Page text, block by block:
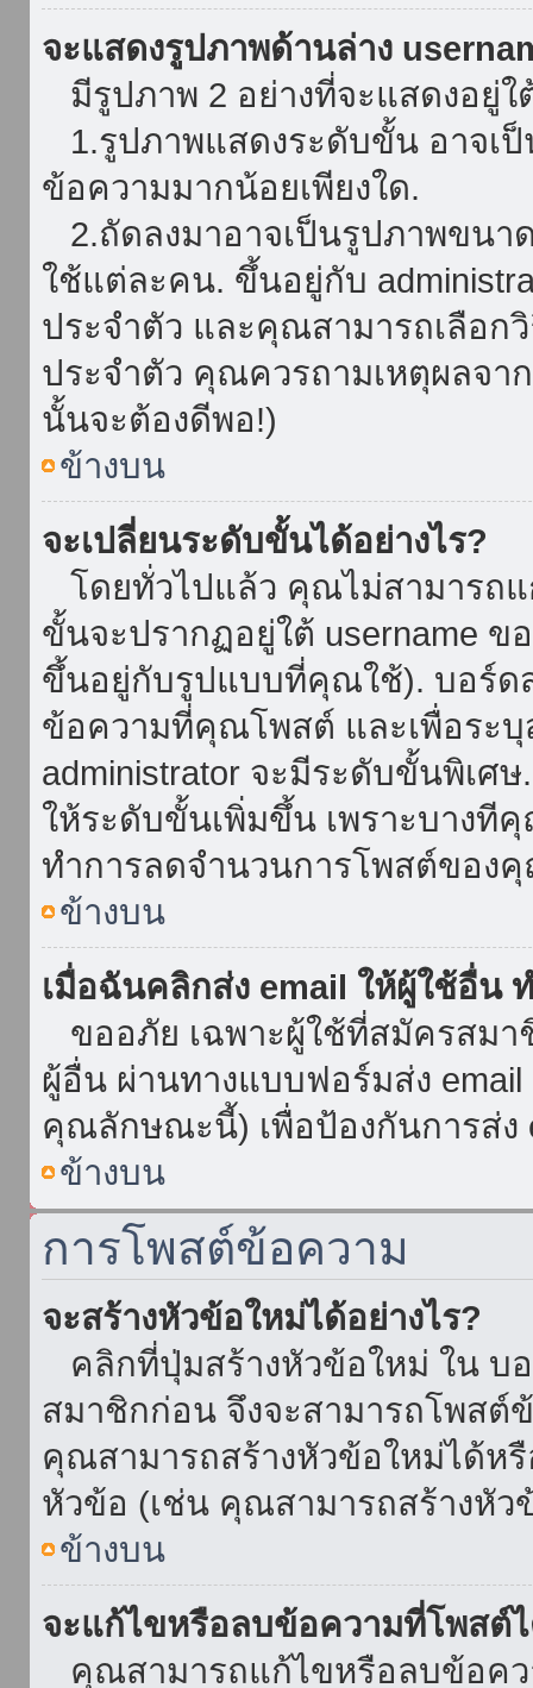
จะแสดงรูปภาพด้านล่าง
มีรูปภาพ 2 อย่างที่จะแสดงอยู่ใ
1.รูปภาพแสดงระดับขั้น อาจเ
ข้อความมากน้อยเพียงใด.
2.ถัดลงมาอาจเป็นรูปภาพขนา
ใช้แต่ละคน. ขึ้นอยู่กับ
ประจำตัว และคุณสามารถเลือก
ประจำตัว คุณควรถามเหตุผลจา
นั้นจะต้องดีพอ!)
ข้างบน
จะเปลี่ยนระดับขั้นได้อย่างไร?
โดยทั่วไปแล้ว คุณไม่สามารถ
ขั้นจะปรากฏอยู่ใต้ username
ขึ้นอยู่กับรูปแบบที่คุณใช้). บอร์ด
ข้อความที่คุณโพสต์ และเพื่อระบุ
administrator จะมีระดับขั้นพิเศ
ให้ระดับขั้นเพิ่มขึ้น เพราะบางที
ทำการลดจำนวนการโพสต์ของ
ข้างบน
เมื่อฉันคลิกส่ง email ให้ผู้ใช้อื่น
ขออภัย เฉพาะผู้ใช้ที่สมัครสมา
ผู้อื่น ผ่านทางแบบฟอร์มส่ง
คุณลักษณะนี้) เพื่อป้องกันการส่ง
ข้างบน
การโพสต์ข้อความ
จะสร้างหัวข้อใหม่ได้อย่างไร?
คลิกที่ปุ่มสร้างหัวข้อใหม่ ใน บ
สมาชิกก่อน จึงจะสามารถโพส
คุณสามารถสร้างหัวข้อใหม่ได้ห
หัวข้อ (เช่น คุณสามารถสร้างหั
ข้างบน
จะแก้ไขหรือลบข้อความที่โพสต์ไ
คุณสามารถแก้ไขหรือลบข้อคว